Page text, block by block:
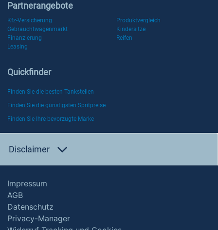
Partnerangebote
Kfz-Versicherung
Produktvergleich
Gebrauchtwagenmarkt
Kindersitze
Finanzierung
Reifen
Leasing
Quickfinder
Finden Sie die besten Tankstellen
Finden Sie die günstigsten Spritpreise
Finden Sie Ihre bevorzugte Marke
Disclaimer
Impressum
AGB
Datenschutz
Privacy-Manager